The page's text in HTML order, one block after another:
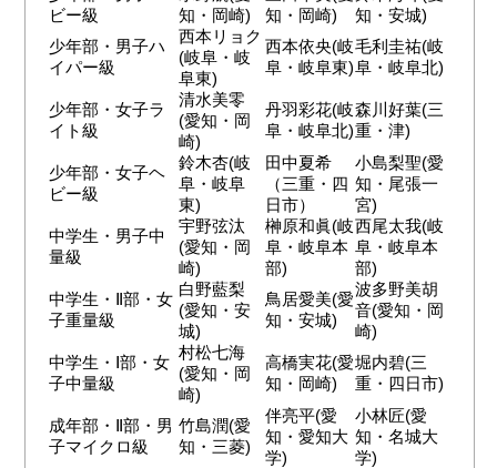
ビー級
知・岡崎)
知・岡崎)
知・安城)
少年部・男子ハ
イパー級
西本リョク
(岐阜・岐
阜東)
西本依央(岐
阜・岐阜東)
毛利圭祐(岐
阜・岐阜北)
少年部・女子ラ
イト級
清水美零
(愛知・岡
崎)
丹羽彩花(岐
阜・岐阜北)
森川好葉(三
重・津)
少年部・女子ヘ
ビー級
鈴木杏(岐
阜・岐阜
東)
田中夏希
（三重・四
日市）
小島梨聖(愛
知・尾張一
宮)
中学生・男子中
量級
宇野弦汰
(愛知・岡
崎)
榊原和眞(岐
阜・岐阜本
部)
西尾太我(岐
阜・岐阜本
部)
中学生・Ⅱ部・女
子重量級
白野藍梨
(愛知・安
城)
鳥居愛美(愛
知・安城)
波多野美胡
音(愛知・岡
崎)
中学生・Ⅰ部・女
子中量級
村松七海
(愛知・岡
崎)
高橋実花(愛
知・岡崎)
堀内碧(三
重・四日市)
成年部・Ⅱ部・男
子マイクロ級
竹島潤(愛
知・三菱)
伴亮平(愛
知・愛知大
学)
小林匠(愛
知・名城大
学)